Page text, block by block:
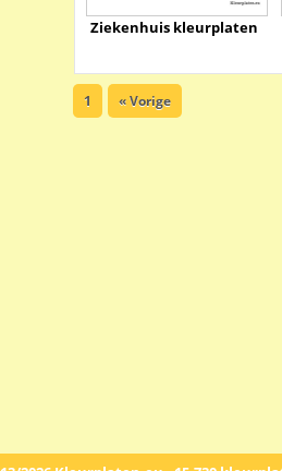
Ziekenhuis kleurplaten
1 « Vorige